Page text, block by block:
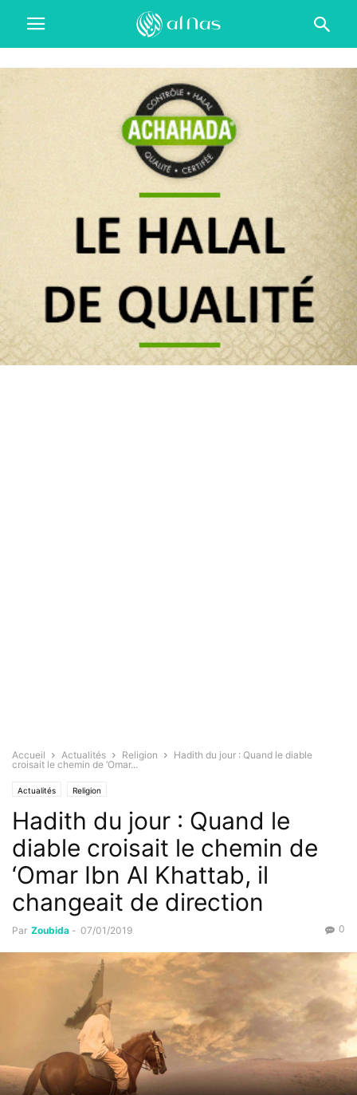
Accueil Actualités Religion
Hadith du jour : Quand le diable
croisait le chemin de ‘Omar...
Actualités Religion
Hadith du jour : Quand le
diable croisait le chemin de
‘Omar Ibn Al Khattab, il
changeait de direction
Par Zoubida - 07/01/2019 0